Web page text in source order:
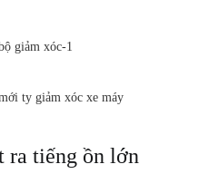
ty giảm xóc xe máy
ra tiếng ồn lớn